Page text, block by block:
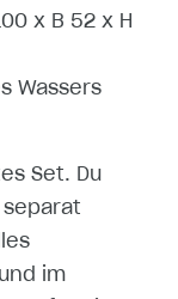
x B 52 x H
Wassers
Set. Du
im